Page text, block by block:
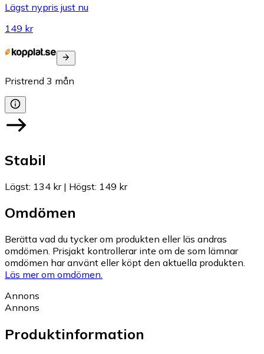
Lägst nypris just nu
149 kr
Pristrend 3 mån
Stabil
Lägst: 134 kr| Högst: 149 kr
Omdömen
Berätta vad du tycker om produkten eller läs andras
omdömen. Prisjakt kontrollerar inte om de som lämnar
omdömen har använt eller köpt den aktuella produkten.
Läs mer om omdömen.
Annons
Annons
Produktinformation